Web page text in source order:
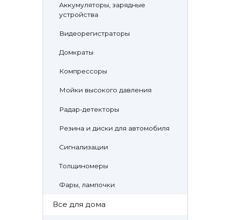
Аккумуляторы, зарядные
устройства
Видеорегистраторы
Домкраты
Компрессоры
Мойки высокого давления
Радар-детекторы
Резина и диски для автомобиля
Сигнализации
Толщиномеры
Фары, лампочки
Все для дома